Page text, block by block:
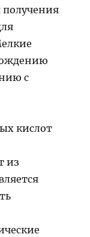
с
кислот
из